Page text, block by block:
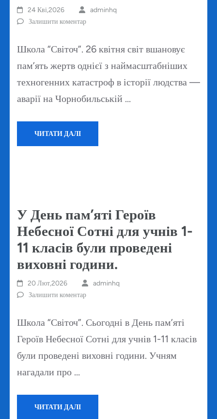
24 Кві,2026
adminhq
Залишити коментар
Школа “Світоч”. 26 квітня світ вшановує
пам’ять жертв однієї з наймасштабніших
техногенних катастроф в історії людства —
аварії на Чорнобильській …
ЧИТАТИ ДАЛІ
У День пам’яті Героїв
Небесної Сотні для учнів 1-
11 класів були проведені
виховні години.
20 Лют,2026
adminhq
Залишити коментар
Школа “Світоч”. Сьогодні в День пам’яті
Героїв Небесної Сотні для учнів 1-11 класів
були проведені виховні години. Учням
нагадали про …
ЧИТАТИ ДАЛІ